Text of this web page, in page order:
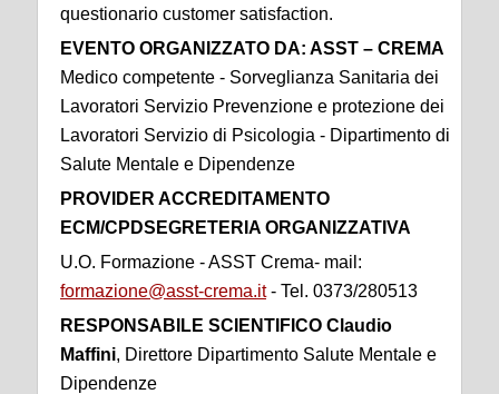
questionario customer satisfaction.
EVENTO ORGANIZZATO DA: ASST – CREMA
Medico competente - Sorveglianza Sanitaria dei
Lavoratori Servizio Prevenzione e protezione dei
Lavoratori Servizio di Psicologia - Dipartimento di
Salute Mentale e Dipendenze
PROVIDER ACCREDITAMENTO
ECM/CPDSEGRETERIA ORGANIZZATIVA
U.O. Formazione - ASST Crema- mail:
formazione@asst-crema.it- Tel. 0373/280513
RESPONSABILE SCIENTIFICO Claudio
Maffini, Direttore Dipartimento Salute Mentale e
Dipendenze